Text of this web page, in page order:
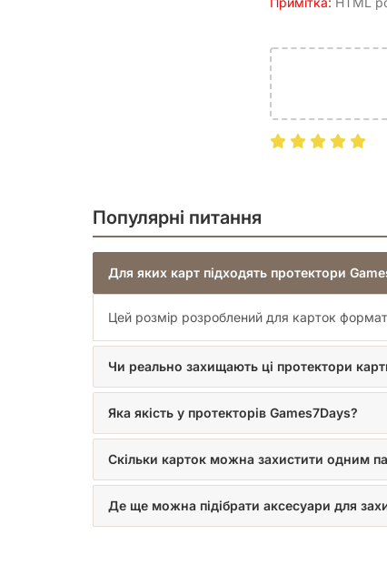
Популярні питання
Для яких карт підходять протектори
Цей розмір розроблений для карток
Чи реально захищають ці протектори
Яка якість у протекторів Games7Days?
Скільки карток можна захистити одним
Де ще можна підібрати аксесуари для